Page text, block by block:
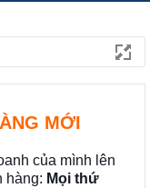
MỚI
của mình lên
hàng: Mọi thứ